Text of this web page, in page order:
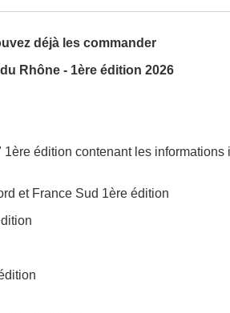
déjà les commander
Rhône - 1ère édition 2026
édition contenant les
et France Sud 1ère édition